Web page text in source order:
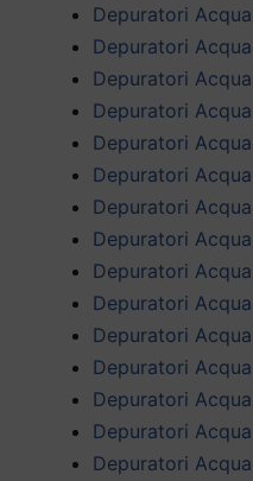
Depuratori
Depuratori
Depuratori
Depuratori
Depuratori
Depuratori
Depuratori
Depuratori
Depuratori
Depuratori
Depuratori
Depuratori
Depuratori
Depuratori
Depuratori